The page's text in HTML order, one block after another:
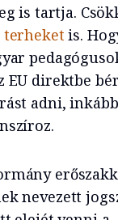
is tartja.
terheketis.
EU direktbe
adni,
nevezett